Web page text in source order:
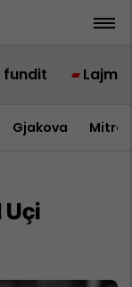
fundit Lajme
Gjakova
Uçi